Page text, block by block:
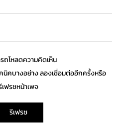
” หนุนซอฟต์พาวเวอร์ไทยกลุ่ม
เชฟมืออาชีพ"
ถโหลดความคิดเห็น
นิคบางอย่าง ลองเชื่อมต่ออีกครั้งหรือ
เฟรชหน้าเพจ
รีเฟรช